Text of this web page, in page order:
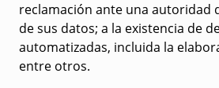
reclamación ante una autoridad
de sus datos; a la existencia de
automatizadas, incluida la
entre otros.